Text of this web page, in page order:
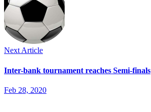
Next Article
Inter-bank tournament reaches Semi-finals
Feb 28, 2020